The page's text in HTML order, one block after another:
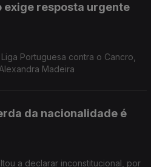
exige resposta urgente
Portuguesa contra o Cancro,
Madeira
da nacionalidade é
a declarar inconstitucional, por